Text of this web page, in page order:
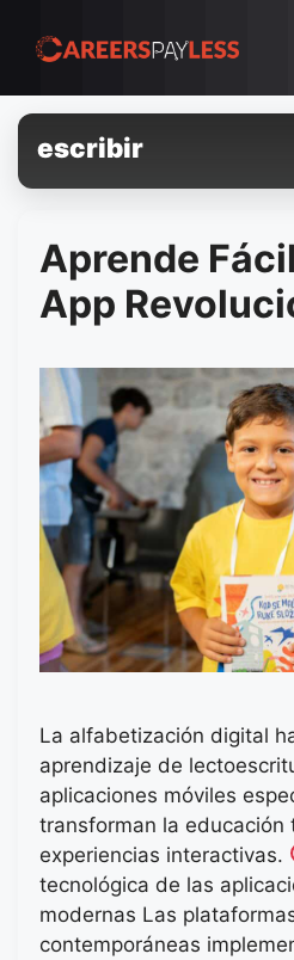
para
conteúdo
escribir
Aprende
App
La alfabetización digital
aprendizaje de
aplicaciones móviles
transforman la educación
experiencias interactivas.
tecnológica de las
modernas Las
contemporáneas